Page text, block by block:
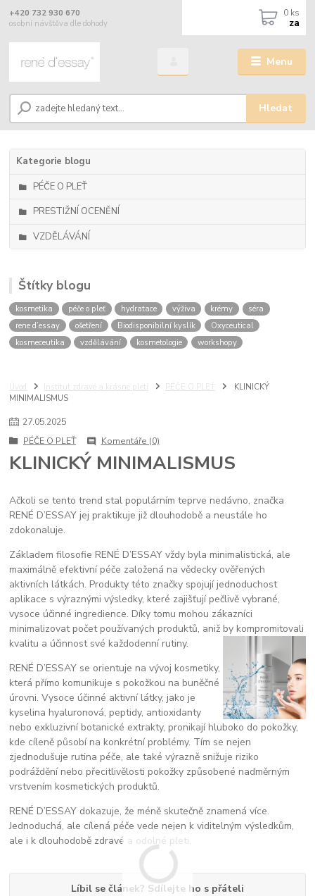
Menu
Hledat
+420 732 930 670
osobní návštěva dle dohody
0 ks
za
Kategorie blogu
PÉČE O PLEŤ
PRESTIŽNÍ OCENĚNÍ
VZDĚLÁVÁNÍ
Štítky blogu
kosmetika péče o pleť hydratace výživa krémy
séra
rene d’essay
ošetření Biodisponibilní kyslík
Oxyceutical
kosmeceutika
vzdělávání kosmetologie workshopy
Úvod Institut zdravé a krásné pleti PÉČE O PLEŤ
KLINICKÝ
MINIMALISMUS
27.05.2025
PÉČE O PLEŤ
Komentáře (0)
KLINICKÝ MINIMALISMUS
Ačkoli se tento trend stal populárním teprve nedávno, značka
RENÉ D’ESSAY jej praktikuje již dlouhodobě a neustále ho
zdokonaluje.
Základem filosofie RENÉ D’ESSAY vždy byla minimalistická, ale
maximálně efektivní péče založená na vědecky ověřených
aktivních látkách. Produkty této značky spojují jednoduchost
aplikace s výraznými výsledky, které zajišťují pečlivě vybrané,
vysoce účinné ingredience. Díky tomu mohou zákazníci
minimalizovat počet používaných produktů, aniž by kompromitovali
kvalitu a účinnost své každodenní rutiny.
RENÉ D’ESSAY se orientuje na vývoj kosmetiky,
která přímo komunikuje s pokožkou na buněčné
úrovni. Vysoce účinné aktivní látky, jako je
kyselina hyaluronová, peptidy, antioxidanty
nebo exkluzivní botanické extrakty, pronikají hluboko do pokožky,
kde cíleně působí na konkrétní problémy. Tím se nejen
zjednodušuje rutina péče, ale také výrazně snižuje riziko
podráždění nebo přecitlivělosti pokožky způsobené nadměrným
vrstvením kosmetických produktů.
RENÉ D’ESSAY dokazuje, že méně skutečně znamená více.
Jednoduchá, ale cílená péče vede nejen k viditelným výsledkům,
ale i k dlouhodobě zdravé a odolné pleti.
Líbil se článek? Sdílejte ho s přáteli